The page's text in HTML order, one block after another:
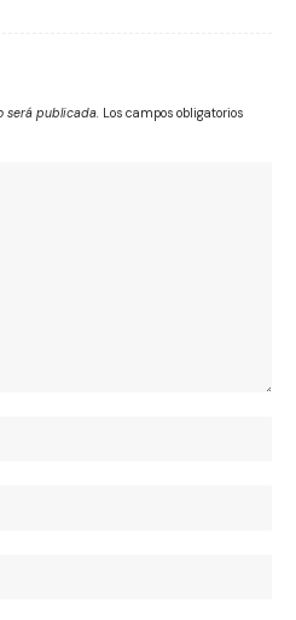
será publicada. Los campos obligatorios